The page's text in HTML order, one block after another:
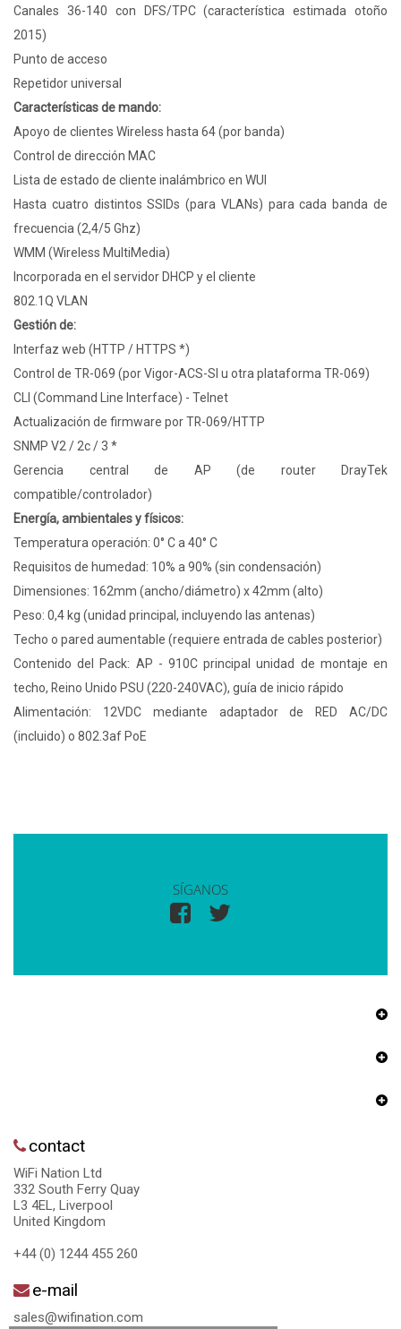
Canales 36-140 con DFS/TPC (característica estimada otoño
2015)
Punto de acceso
Repetidor universal
Características de mando:
Apoyo de clientes Wireless hasta 64 (por banda)
Control de dirección MAC
Lista de estado de cliente inalámbrico en WUI
Hasta cuatro distintos SSIDs (para VLANs) para cada banda de
frecuencia (2,4/5 Ghz)
WMM (Wireless MultiMedia)
Incorporada en el servidor DHCP y el cliente
802.1Q VLAN
Gestión de:
Interfaz web (HTTP / HTTPS *)
Control de TR-069 (por Vigor-ACS-SI u otra plataforma TR-069)
CLI (Command Line Interface) - Telnet
Actualización de firmware por TR-069/HTTP
SNMP V2 / 2c / 3 *
Gerencia central de AP (de router DrayTek
compatible/controlador)
Energía, ambientales y físicos:
Temperatura operación: 0° C a 40° C
Requisitos de humedad: 10% a 90% (sin condensación)
Dimensiones: 162mm (ancho/diámetro) x 42mm (alto)
Peso: 0,4 kg (unidad principal, incluyendo las antenas)
Techo o pared aumentable (requiere entrada de cables posterior)
Contenido del Pack: AP - 910C principal unidad de montaje en
techo, Reino Unido PSU (220-240VAC), guía de inicio rápido
Alimentación: 12VDC mediante adaptador de RED AC/DC
(incluido) o 802.3af PoE
SÍGANOS
contact
WiFi Nation Ltd
332 South Ferry Quay
L3 4EL, Liverpool
United Kingdom
+44 (0) 1244 455 260
e-mail
sales@wifination.com